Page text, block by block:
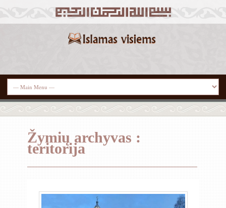
Žymių archyvas :
teritorija